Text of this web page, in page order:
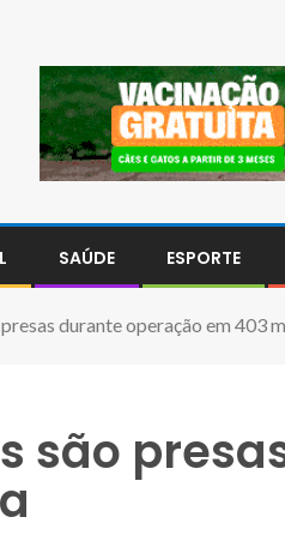
SAÚDE ESPORTE
durante operação em 403
são